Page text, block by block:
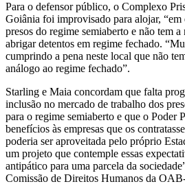
Para o defensor público, o Complexo
Goiânia foi improvisado para alojar, “em
presos do regime semiaberto e não tem
abrigar detentos em regime fechado.
cumprindo a pena neste local que não
análogo ao regime fechado”.
Starling e Maia concordam que falta
inclusão no mercado de trabalho dos
para o regime semiaberto e que o Poder
benefícios às empresas que os
poderia ser aproveitada pelo próprio
um projeto que contemple essas
antipático para uma parcela da
Comissão de Direitos Humanos da